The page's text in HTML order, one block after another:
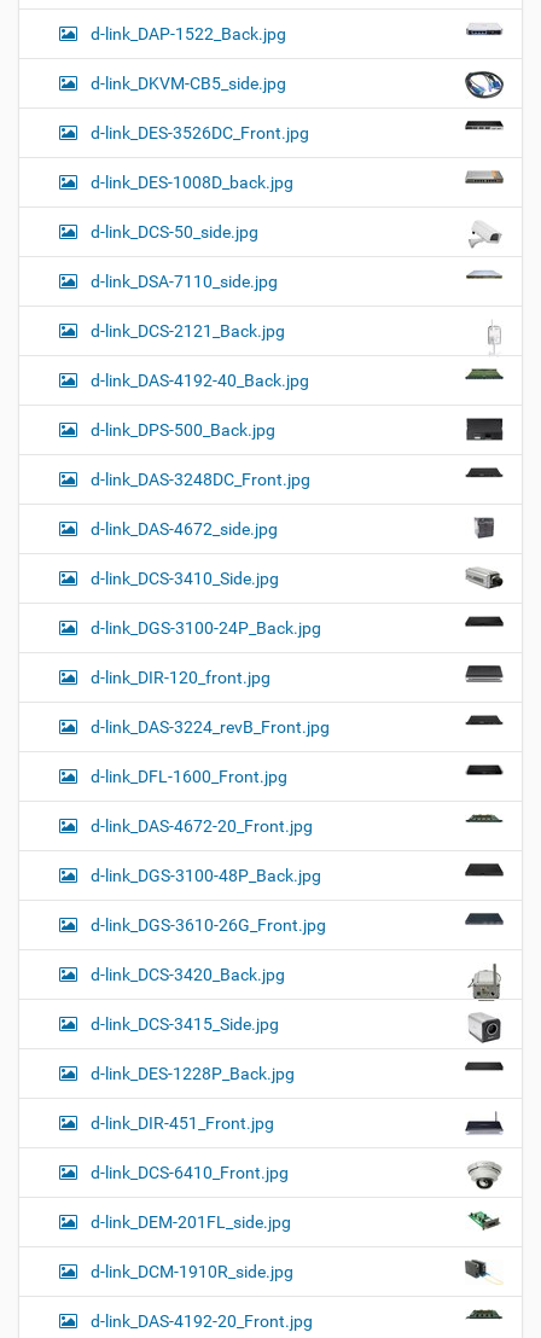
d-link_DAP-1522_Back.jpg
d-link_DKVM-CB5_side.jpg
d-link_DES-3526DC_Front.jpg
d-link_DES-1008D_back.jpg
d-link_DCS-50_side.jpg
d-link_DSA-7110_side.jpg
d-link_DCS-2121_Back.jpg
d-link_DAS-4192-40_Back.jpg
d-link_DPS-500_Back.jpg
d-link_DAS-3248DC_Front.jpg
d-link_DAS-4672_side.jpg
d-link_DCS-3410_Side.jpg
d-link_DGS-3100-24P_Back.jpg
d-link_DIR-120_front.jpg
d-link_DAS-3224_revB_Front.jpg
d-link_DFL-1600_Front.jpg
d-link_DAS-4672-20_Front.jpg
d-link_DGS-3100-48P_Back.jpg
d-link_DGS-3610-26G_Front.jpg
d-link_DCS-3420_Back.jpg
d-link_DCS-3415_Side.jpg
d-link_DES-1228P_Back.jpg
d-link_DIR-451_Front.jpg
d-link_DCS-6410_Front.jpg
d-link_DEM-201FL_side.jpg
d-link_DCM-1910R_side.jpg
d-link_DAS-4192-20_Front.jpg